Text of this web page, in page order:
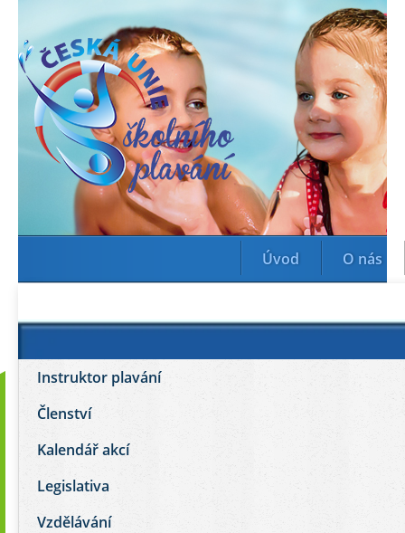
Úvod O nás
Instruktor plavání
Členství
Kalendář akcí
Legislativa
Vzdělávání